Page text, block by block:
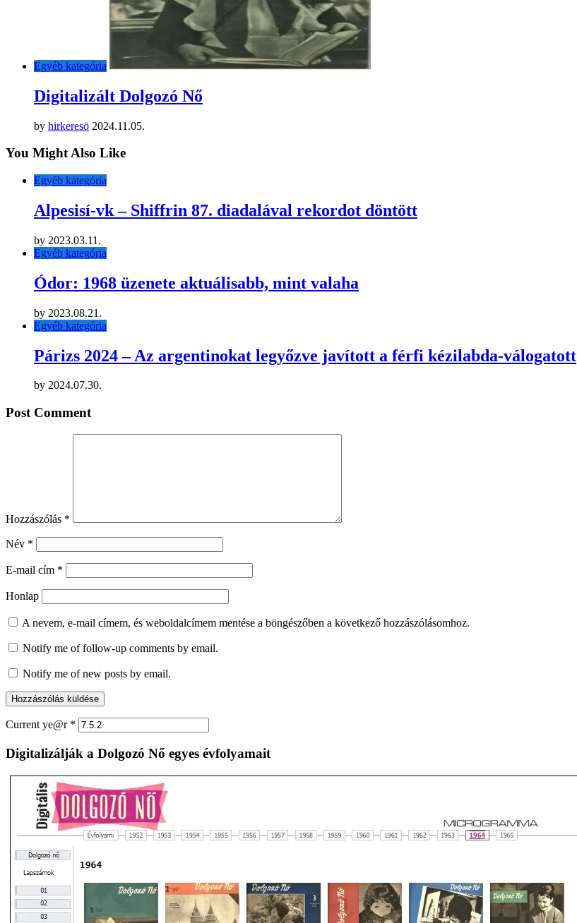
Egyéb kategória
Digitalizált Dolgozó Nő
by hirkeresö 2024.11.05.
You Might Also Like
Egyéb kategória
Alpesisí-vk – Shiffrin 87. diadalával rekordot döntött
by 2023.03.11.
Egyéb kategória
Ódor: 1968 üzenete aktuálisabb, mint valaha
by 2023.08.21.
Egyéb kategória
Párizs 2024 – Az argentinokat legyőzve javított a férfi kézilabda-válogatott
by 2024.07.30.
Post Comment
Hozzászólás *
Név *
E-mail cím *
Honlap
A nevem, e-mail címem, és weboldalcímem mentése a böngészőben a következő hozzászólásomhoz.
Notify me of follow-up comments by email.
Notify me of new posts by email.
Current ye@r *
Digitalizálják a Dolgozó Nő egyes évfolyamait